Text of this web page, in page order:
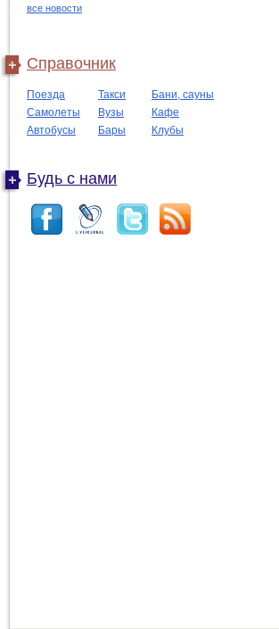
все новости
Справочник
Поезда Такси
Бани, сауны
Самолеты
Вузы
Кафе
Автобусы
Бары Клубы
Будь с нами